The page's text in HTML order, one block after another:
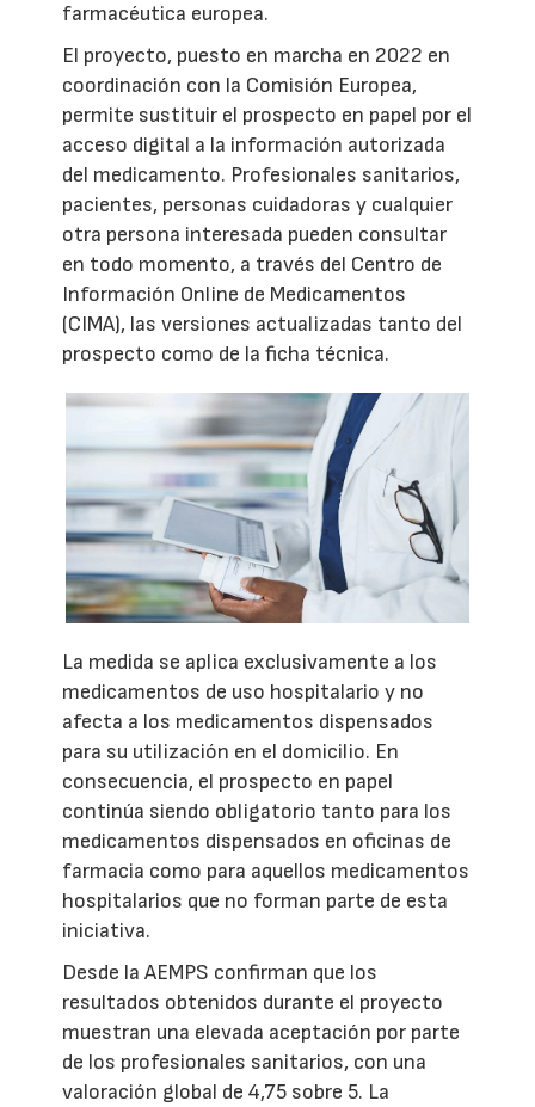
farmacéutica europea.
El proyecto, puesto en marcha en 2022 en
coordinación con la Comisión Europea,
permite sustituir el prospecto en papel por el
acceso digital a la información autorizada
del medicamento. Profesionales sanitarios,
pacientes, personas cuidadoras y cualquier
otra persona interesada pueden consultar
en todo momento, a través del Centro de
Información Online de Medicamentos
(CIMA), las versiones actualizadas tanto del
prospecto como de la ficha técnica.
La medida se aplica exclusivamente a los
medicamentos de uso hospitalario y no
afecta a los medicamentos dispensados
para su utilización en el domicilio. En
consecuencia, el prospecto en papel
continúa siendo obligatorio tanto para los
medicamentos dispensados en oficinas de
farmacia como para aquellos medicamentos
hospitalarios que no forman parte de esta
iniciativa.
Desde la AEMPS confirman que los
resultados obtenidos durante el proyecto
muestran una elevada aceptación por parte
de los profesionales sanitarios, con una
valoración global de 4,75 sobre 5. La